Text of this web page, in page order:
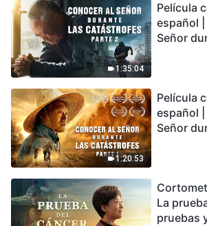
1:35:04
Película
español
Señor
podemos
1:20:53
Película
español
Señor
La
pruebas